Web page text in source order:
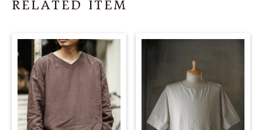
RELATED ITEM